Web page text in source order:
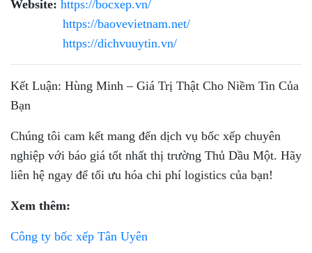
Website: https://bocxep.vn/
https://baovevietnam.net/
https://dichvuuytin.vn/
Kết Luận: Hùng Minh – Giá Trị Thật Cho Niềm Tin Của
Bạn
Chúng tôi cam kết mang đến dịch vụ bốc xếp chuyên
nghiệp với báo giá tốt nhất thị trường Thủ Dầu Một. Hãy
liên hệ ngay để tối ưu hóa chi phí logistics của bạn!
Xem thêm:
Công ty bốc xếp Tân Uyên